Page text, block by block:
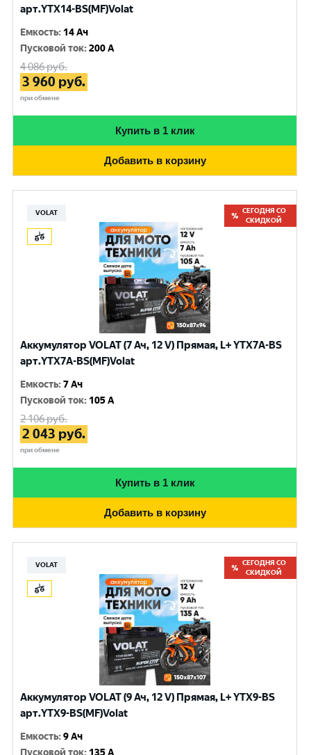
арт.YTX14-BS(MF)Volat
Емкость: 14 Ач
Пусковой ток:200 A
4 086руб.
3 960 руб.
при обмене
Купить в 1 клик
Добавить в корзину
VOLAT
СЕГОДНЯ СО
СКИДКОЙ
Аккумулятор VOLAT (7 Ач, 12 V) Прямая, L+ YTX7A-BS
арт.YTX7A-BS(MF)Volat
Емкость:7 Ач
Пусковой ток: 105 A
2 106руб.
2 043 руб.
при обмене
Купить в 1 клик
Добавить в корзину
VOLAT
СЕГОДНЯ СО
СКИДКОЙ
Аккумулятор VOLAT (9 Ач, 12 V) Прямая, L+ YTX9-BS
арт.YTX9-BS(MF)Volat
Емкость:9 Ач
Пусковой ток: 135 A